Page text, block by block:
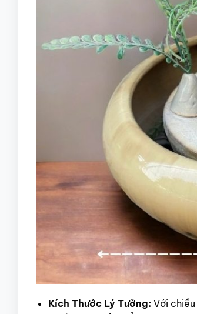
Kích Thước Lý Tưởng: Với chiều